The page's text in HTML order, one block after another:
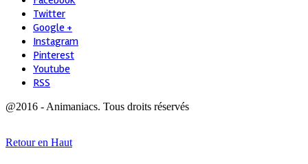
Twitter
Google +
Instagram
Pinterest
Youtube
RSS
@2016 - Animaniacs. Tous droits réservés
Retour en Haut